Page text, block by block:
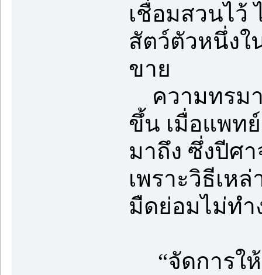
เชื่อมสวนไว้
สัตว์ตัวหนึ่ง
ขาย
ความทรมา
ขึ้น เมื่อแพท
มาถึง ซึ่งปีศ
เพราะวิธีเห
มืดย่อมไม่ทำ
“จัดการให้